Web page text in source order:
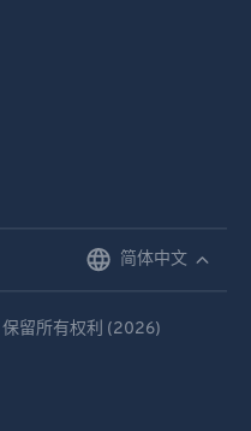
简体中文
保留所有权利 (2026)